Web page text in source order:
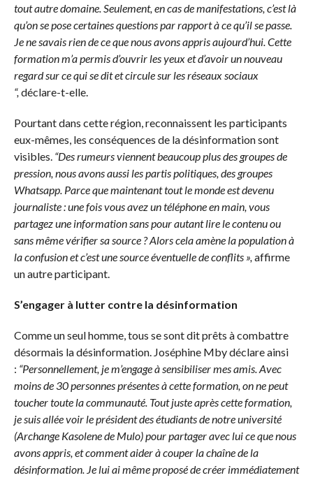
tout autre domaine. Seulement, en cas de manifestations, c’est là
qu’on se pose certaines questions par rapport à ce qu’il se passe.
Je ne savais rien de ce que nous avons appris aujourd’hui. Cette
formation m’a permis d’ouvrir les yeux et d’avoir un nouveau
regard sur ce qui se dit et circule sur les réseaux sociaux
“, déclare-t-elle.
Pourtant dans cette région, reconnaissent les participants
eux-mêmes, les conséquences de la désinformation sont
visibles. “Des rumeurs viennent beaucoup plus des groupes de
pression, nous avons aussi les partis politiques, des groupes
Whatsapp. Parce que maintenant tout le monde est devenu
journaliste : une fois vous avez un téléphone en main, vous
partagez une information sans pour autant lire le contenu ou
sans même vérifier sa source ? Alors cela amène la population à
la confusion et c’est une source éventuelle de conflits », affirme
un autre participant.
S’engager à lutter contre la désinformation
Comme un seul homme, tous se sont dit prêts à combattre
désormais la désinformation. Joséphine Mby déclare ainsi
: “Personnellement, je m’engage à sensibiliser mes amis. Avec
moins de 30 personnes présentes à cette formation, on ne peut
toucher toute la communauté. Tout juste après cette formation,
je suis allée voir le président des étudiants de notre université
(Archange Kasolene de Mulo) pour partager avec lui ce que nous
avons appris, et comment aider à couper la chaîne de la
désinformation. Je lui ai même proposé de créer immédiatement